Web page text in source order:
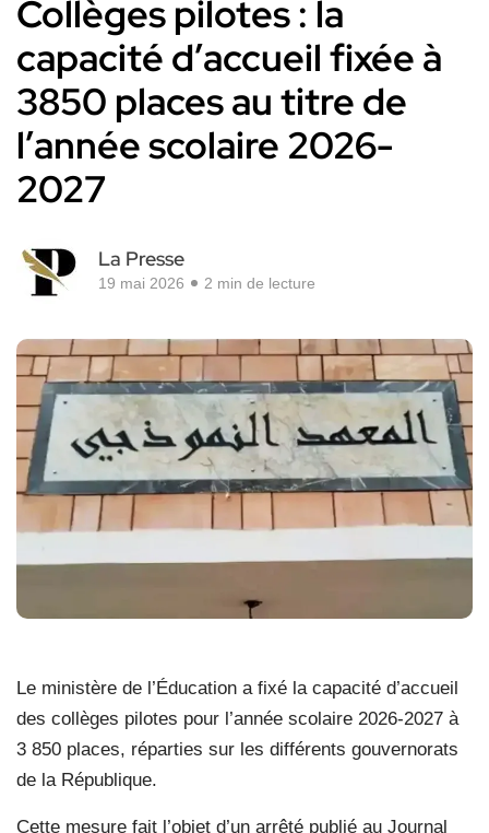
Collèges pilotes : la
capacité d’accueil fixée à
3850 places au titre de
l’année scolaire 2026-
2027
La Presse
19 mai 2026 2 min de lecture
Le ministère de l’Éducation a fixé la capacité d’accueil
des collèges pilotes pour l’année scolaire 2026-2027 à
3 850 places, réparties sur les différents gouvernorats
de la République.
Cette mesure fait l’objet d’un arrêté publié au Journal